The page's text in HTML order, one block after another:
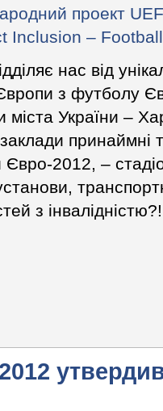
нас від
з футболу
України –
принаймні
2012, –
з інвалідністю?!